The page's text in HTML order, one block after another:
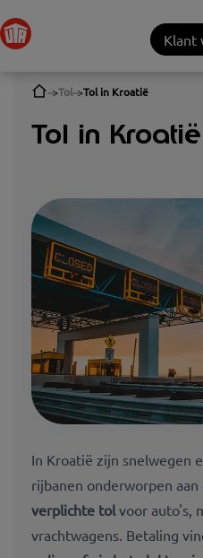
Klant
Tol Tol in Kroatië
Tol in Kroatië
In Kroatië zijn snelwegen
rijbanen onderworpen aan
verplichte tolvoor auto's,
vrachtwagens. Betaling